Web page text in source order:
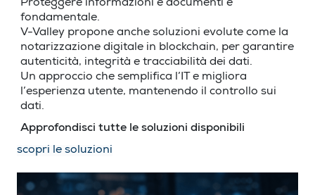
Proteggere informazioni e documenti è
fondamentale.
V-Valley propone anche soluzioni evolute come la
notarizzazione digitale in blockchain, per garantire
autenticità, integrità e tracciabilità dei dati.
Un approccio che semplifica l’IT e migliora
l’esperienza utente, mantenendo il controllo sui
dati.
Approfondisci tutte le soluzioni disponibili
scopri le soluzioni